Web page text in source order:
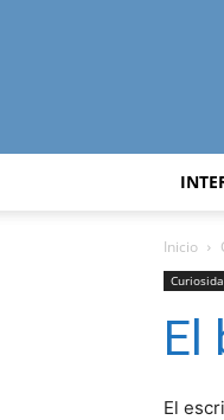
Inicio
El
El